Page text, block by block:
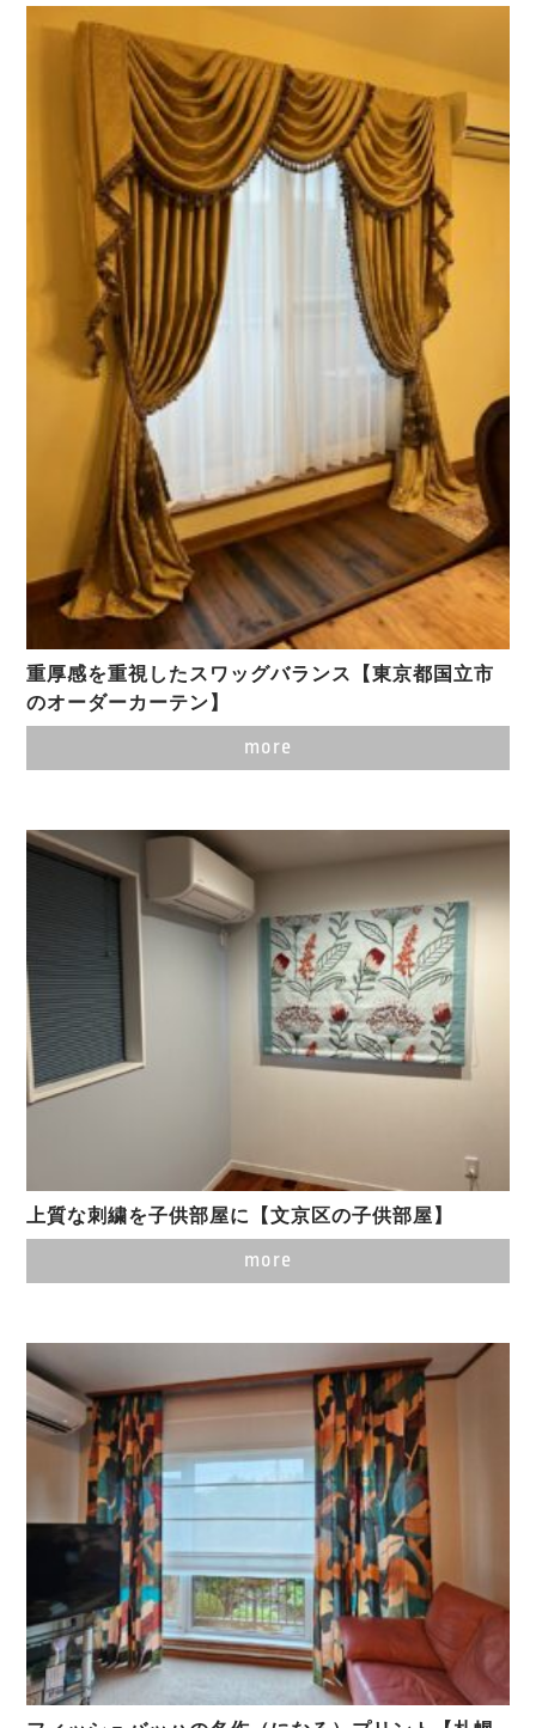
重厚感を重視したスワッグバランス【東京都国立市
のオーダーカーテン】
more
上質な刺繍を子供部屋に【文京区の子供部屋】
more